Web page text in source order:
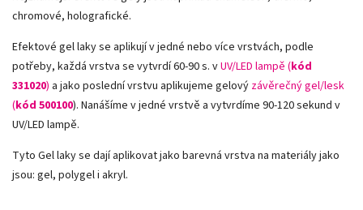
chromové, holografické.
Efektové gel laky se aplikují v jedné nebo více vrstvách, podle
potřeby, každá vrstva se vytvrdí 60-90 s. vUV/LED lampě (kód
331020) a jako poslední vrstvu aplikujeme gelový závěrečný gel/lesk
(kód 500100). Nanášíme v jedné vrstvě a vytvrdíme 90-120 sekund v
UV/LED lampě.
Tyto Gel laky se dají aplikovat jako barevná vrstva na materiály jako
jsou: gel, polygel i akryl.